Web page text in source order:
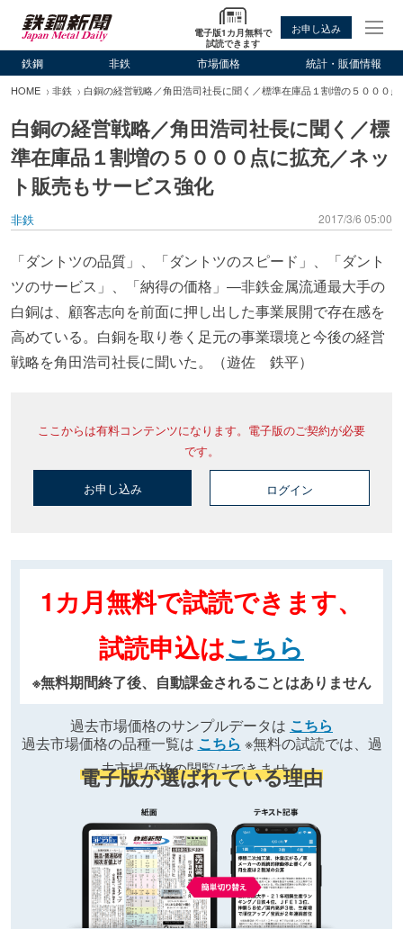
電子版1カ月無料で
試読できます
お申し込み
鉄鋼 非鉄 市場価格 統計・販価情報
HOME 非鉄 白銅の経営戦略／角田浩司社長に聞く／標準在庫品１割増の５０００
白銅の経営戦略／角田浩司社長に聞く／標
準在庫品１割増の５０００点に拡充／ネッ
ト販売もサービス強化
非鉄 2017/3/6 05:00
「ダントツの品質」、「ダントツのスピード」、「ダント
ツのサービス」、「納得の価格」―非鉄金属流通最大手の
白銅は、顧客志向を前面に押し出した事業展開で存在感を
高めている。白銅を取り巻く足元の事業環境と今後の経営
戦略を角田浩司社長に聞いた。（遊佐 鉄平）
ここからは有料コンテンツになります。電子版のご契約が必要
です。
お申し込み ログイン
1カ月無料で試読できます、
試読申込はこちら
※無料期間終了後、自動課金されることはありません
過去市場価格のサンプルデータは こちら
過去市場価格の品種一覧は こちら ※無料の試読では、過
去市場価格の閲覧はできません
電子版が選ばれている理由